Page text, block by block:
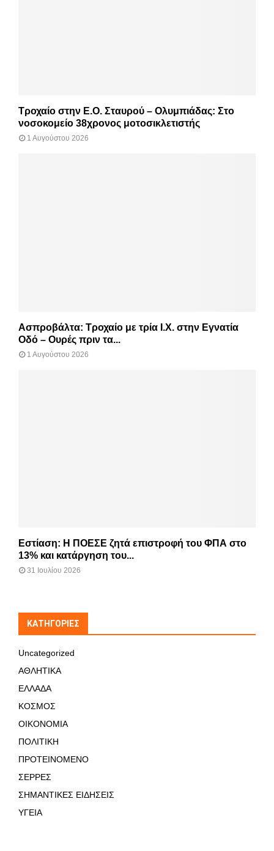
Τροχαίο στην Ε.Ο. Σταυρού – Ολυμπιάδας: Στο
νοσοκομείο 38χρονος μοτοσικλετιστής
1 Αυγούστου 2026
Ασπροβάλτα: Τροχαίο με τρία Ι.Χ. στην Εγνατία
Οδό – Ουρές πριν τα...
1 Αυγούστου 2026
Εστίαση: Η ΠΟΕΣΕ ζητά επιστροφή του ΦΠΑ στο
13% και κατάργηση του...
31 Ιουλίου 2026
KΑΤΗΓΟΡΊΕΣ
Uncategorized
ΑΘΛΗΤΙΚΑ
ΕΛΛΑΔΑ
ΚΟΣΜΟΣ
ΟΙΚΟΝΟΜΙΑ
ΠΟΛΙΤΙΚΗ
ΠΡΟΤΕΙΝΟΜΕΝΟ
ΣΕΡΡΕΣ
ΣΗΜΑΝΤΙΚΕΣ ΕΙΔΗΣΕΙΣ
ΥΓΕΙΑ